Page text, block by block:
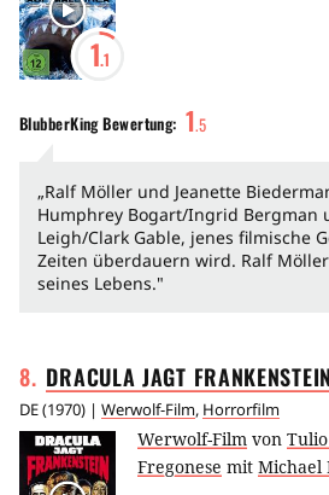
1.1
BlubberKingBewertung: 1.5
„Ralf Möller und Jeanette
Humphrey Bogart/Ingrid Bergman
Leigh/Clark Gable, jenes filmische
Zeiten überdauern wird. Ralf
seines Lebens."
8. DRACULA JAGT FRANKENSTEIN
DE(1970) | Werwolf-Film, Horrorfilm
Werwolf-Film von
Fregonese mit Michael